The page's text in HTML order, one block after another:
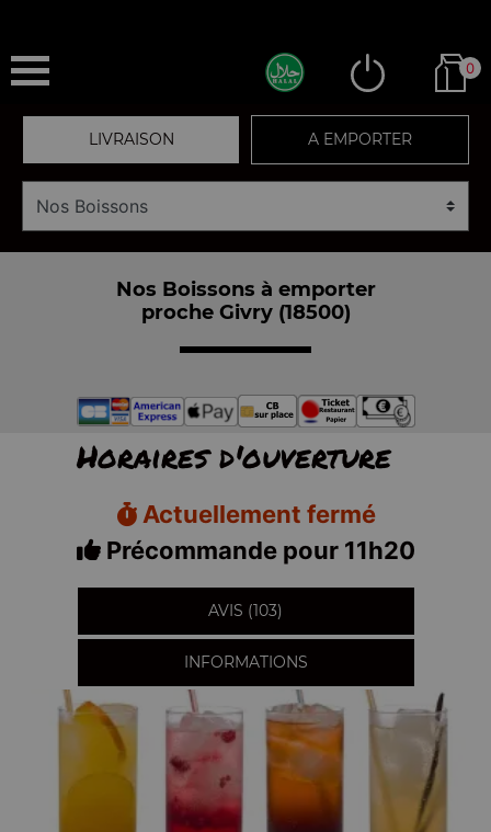
0
LIVRAISON A EMPORTER
Nos Boissons à emporter
proche Givry (18500)
Horaires d'ouverture
Actuellement fermé
Précommande pour 11h20
AVIS (103)
INFORMATIONS